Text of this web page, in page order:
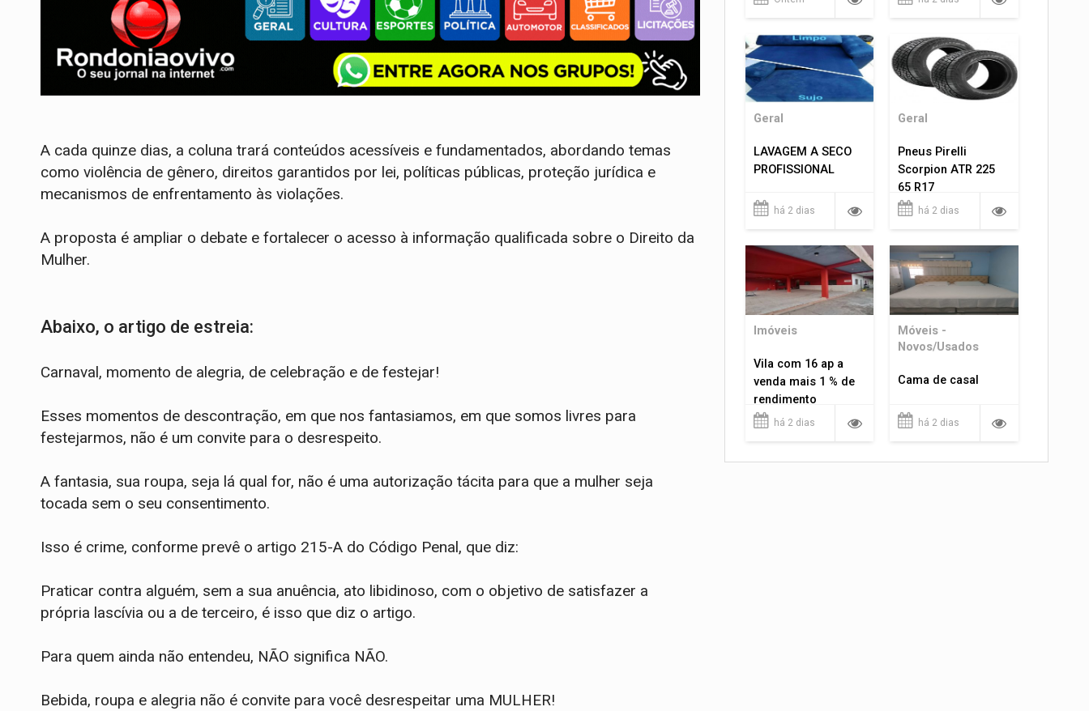
A cada quinze dias, a coluna trará conteúdos acessíveis e fundamentados, abordando temas
como violência de gênero, direitos garantidos por lei, políticas públicas, proteção jurídica e
mecanismos de enfrentamento às violações.
A proposta é ampliar o debate e fortalecer o acesso à informação qualificada sobre o Direito da
Mulher.
Abaixo, o artigo de estreia:
Carnaval, momento de alegria, de celebração e de festejar!
Esses momentos de descontração, em que nos fantasiamos, em que somos livres para
festejarmos, não é um convite para o desrespeito.
A fantasia, sua roupa, seja lá qual for, não é uma autorização tácita para que a mulher seja
tocada sem o seu consentimento.
Isso é crime, conforme prevê o artigo 215-A do Código Penal, que diz:
Praticar contra alguém, sem a sua anuência, ato libidinoso, com o objetivo de satisfazer a
própria lascívia ou a de terceiro, é isso que diz o artigo.
Para quem ainda não entendeu, NÃO significa NÃO.
Bebida, roupa e alegria não é convite para você desrespeitar uma MULHER!
Geral
LAVAGEM A SECO
PROFISSIONAL
há 2 dias
Geral
Pneus Pirelli
Scorpion ATR 225
65 R17
há 2 dias
Imóveis
Vila com 16 ap a
venda mais 1 % de
rendimento
há 2 dias
Móveis -
Novos/Usados
Cama de casal
há 2 dias